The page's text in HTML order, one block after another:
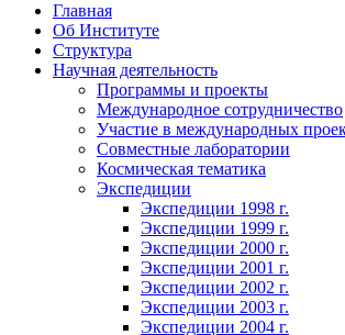
Главная
Об Институте
Структура
Научная деятельность
Программы и проекты
Международное сотрудничество
Участие в международных
Совместные лаборатории
Космическая тематика
Экспедиции
Экспедиции 1998 г.
Экспедиции 1999 г.
Экспедиции 2000 г.
Экспедиции 2001 г.
Экспедиции 2002 г.
Экспедиции 2003 г.
Экспедиции 2004 г.